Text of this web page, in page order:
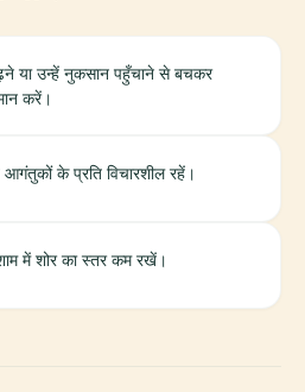
या उन्हें नुकसान पहुँचाने से बचकर
करें।
के प्रति विचारशील रहें।
में शोर का स्तर कम रखें।